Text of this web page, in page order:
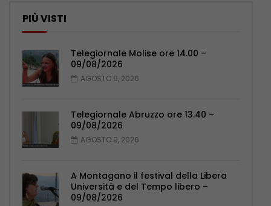
PIÙ VISTI
Telegiornale Molise ore 14.00 –
09/08/2026
AGOSTO 9, 2026
Telegiornale Abruzzo ore 13.40 –
09/08/2026
AGOSTO 9, 2026
A Montagano il festival della Libera
Università e del Tempo libero –
09/08/2026